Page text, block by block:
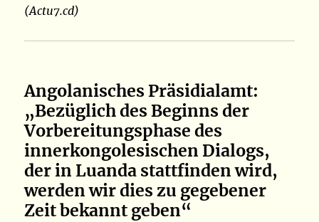
(Actu7.cd)
Angolanisches Präsidialamt:
„Bezüglich des Beginns der
Vorbereitungsphase des
innerkongolesischen Dialogs,
der in Luanda stattfinden wird,
werden wir dies zu gegebener
Zeit bekannt geben“